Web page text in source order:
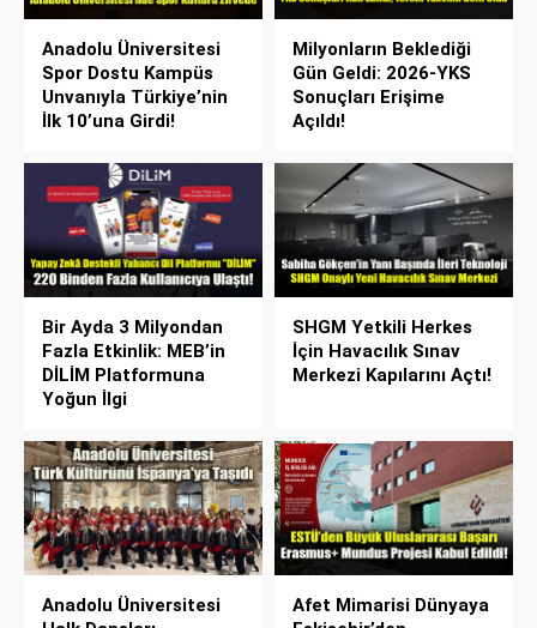
Anadolu Üniversitesi
Spor Dostu Kampüs
Unvanıyla Türkiye’nin
İlk 10’una Girdi!
Milyonların Beklediği
Gün Geldi: 2026-YKS
Sonuçları Erişime
Açıldı!
Bir Ayda 3 Milyondan
Fazla Etkinlik: MEB’in
DİLİM Platformuna
Yoğun İlgi
SHGM Yetkili Herkes
İçin Havacılık Sınav
Merkezi Kapılarını Açtı!
Anadolu Üniversitesi
Afet Mimarisi Dünyaya